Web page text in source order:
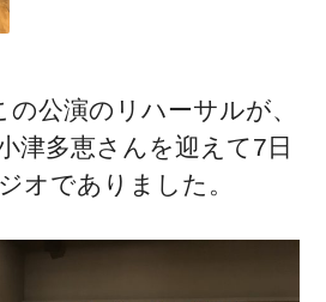
公演のリハーサルが、
津多恵さんを迎えて7日
オでありました。